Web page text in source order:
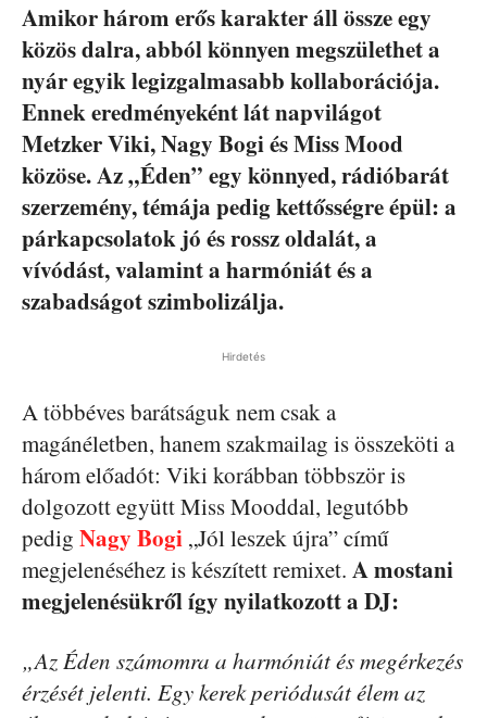
Amikor három erős karakter áll össze egy
közös dalra, abból könnyen megszülethet a
nyár egyik legizgalmasabb kollaborációja.
Ennek eredményeként lát napvilágot
Metzker Viki, Nagy Bogi és Miss Mood
közöse. Az „Éden” egy könnyed, rádióbarát
szerzemény, témája pedig kettősségre épül: a
párkapcsolatok jó és rossz oldalát, a
vívódást, valamint a harmóniát és a
szabadságot szimbolizálja.
Hirdetés
A többéves barátságuk nem csak a
magánéletben, hanem szakmailag is összeköti a
három előadót: Viki korábban többször is
dolgozott együtt Miss Mooddal, legutóbb
pedig Nagy Bogi „Jól leszek újra” című
megjelenéséhez is készített remixet. A mostani
megjelenésükről így nyilatkozott a DJ:
„Az Éden számomra a harmóniát és megérkezés
érzését jelenti. Egy kerek periódusát élem az